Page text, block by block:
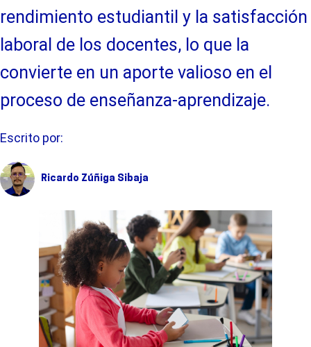
rendimiento estudiantil y la satisfacción
laboral de los docentes, lo que la
convierte en un aporte valioso en el
proceso de enseñanza-aprendizaje.
Escrito por:
Ricardo Zúñiga Sibaja